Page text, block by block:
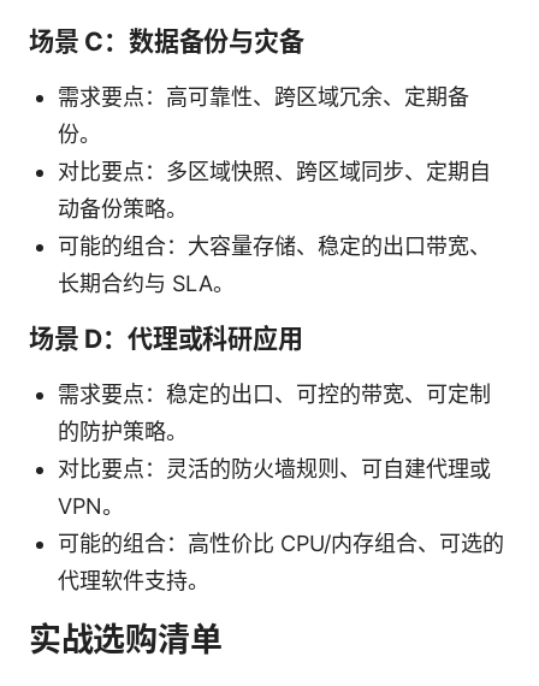
场景 C：数据备份与灾备
需求要点：高可靠性、跨区域冗余、定期备
份。
对比要点：多区域快照、跨区域同步、定期自
动备份策略。
可能的组合：大容量存储、稳定的出口带宽、
长期合约与 SLA。
场景 D：代理或科研应用
需求要点：稳定的出口、可控的带宽、可定制
的防护策略。
对比要点：灵活的防火墙规则、可自建代理或
VPN。
可能的组合：高性价比 CPU/内存组合、可选的
代理软件支持。
实战选购清单